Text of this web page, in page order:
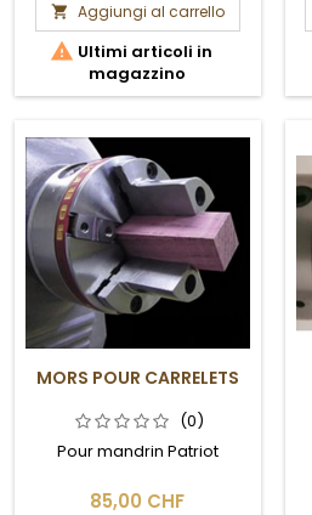
 Aggiungi al carrello
 Ultimi articoli in
magazzino
MORS POUR CARRELETS
(0)
Pour mandrin Patriot
85,00 CHF